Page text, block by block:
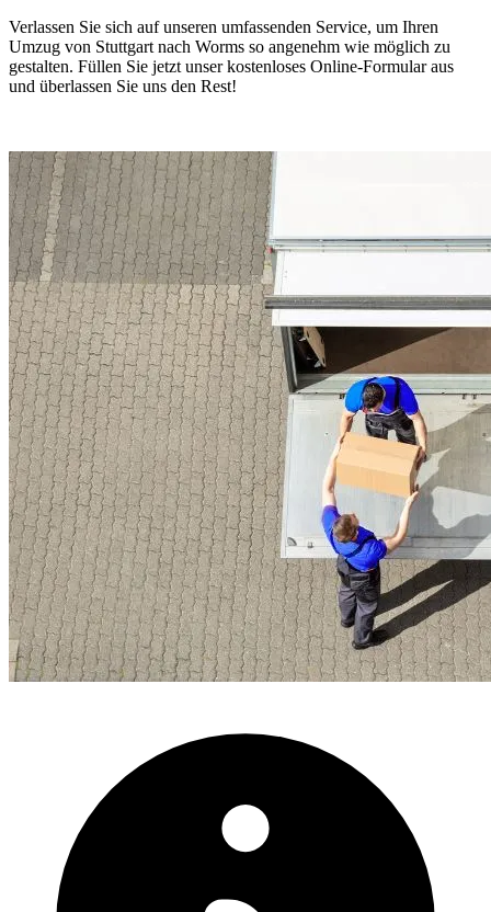
Verlassen Sie sich auf unseren umfassenden Service, um Ihren
Umzug von Stuttgart nach Worms so angenehm wie möglich zu
gestalten. Füllen Sie jetzt unser kostenloses Online-Formular aus
und überlassen Sie uns den Rest!